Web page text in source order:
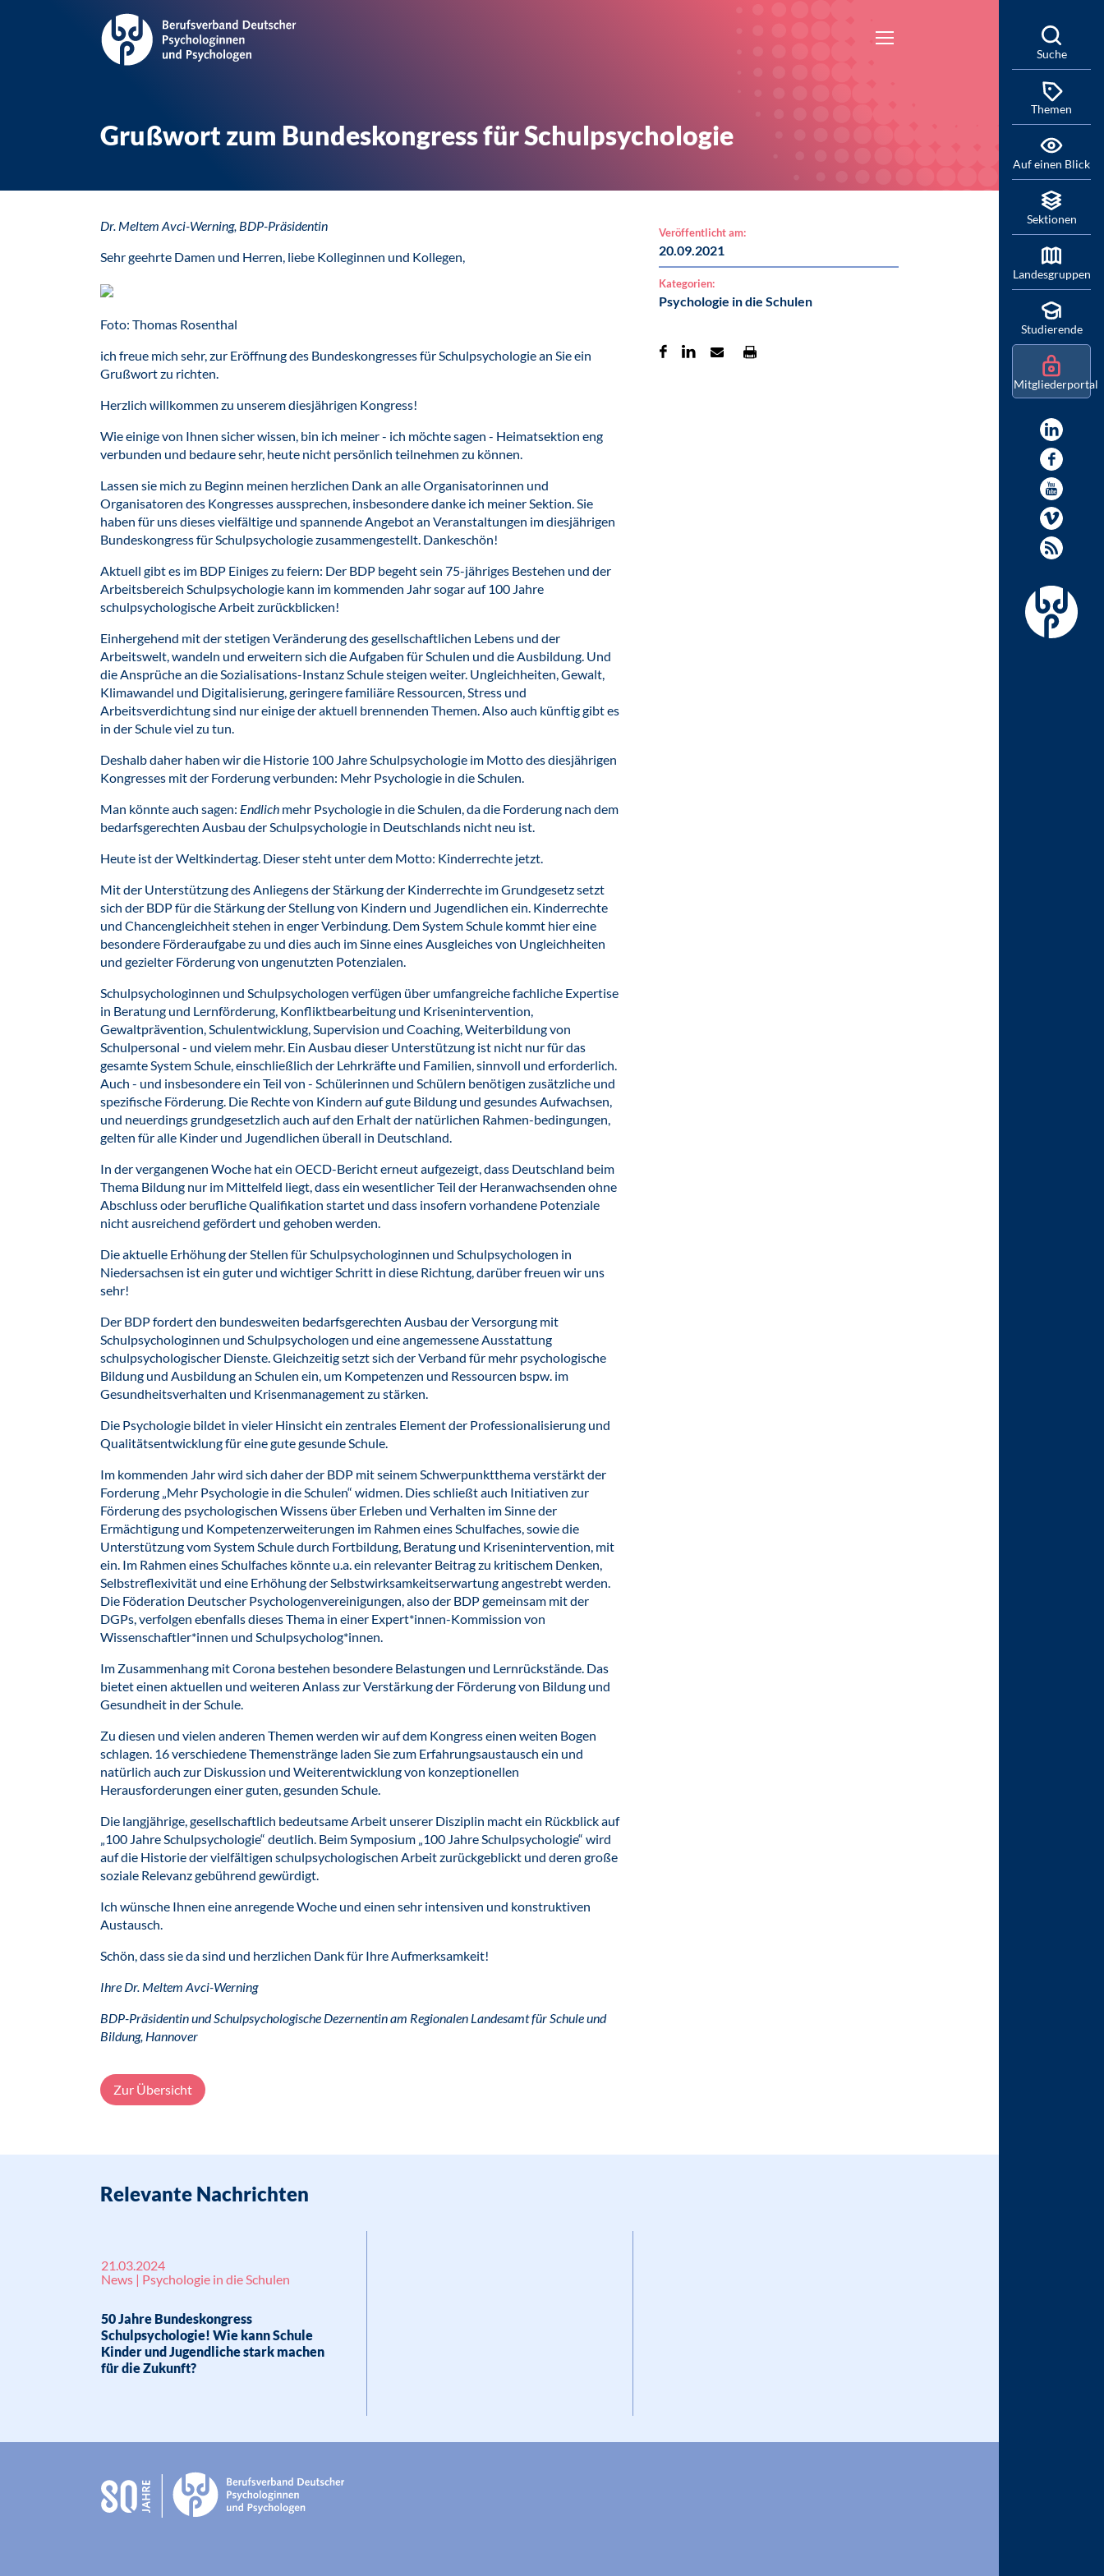
Grußwort zum Bundeskongress für Schulpsychologie
Dr. Meltem Avci-Werning, BDP-Präsidentin
Sehr geehrte Damen und Herren, liebe Kolleginnen und Kollegen,
Foto: Thomas Rosenthal
ich freue mich sehr, zur Eröffnung des Bundeskongresses für Schulpsychologie an Sie ein
Grußwort zu richten.
Herzlich willkommen zu unserem diesjährigen Kongress!
Wie einige von Ihnen sicher wissen, bin ich meiner - ich möchte sagen - Heimatsektion eng
verbunden und bedaure sehr, heute nicht persönlich teilnehmen zu können.
Lassen sie mich zu Beginn meinen herzlichen Dank an alle Organisatorinnen und
Organisatoren des Kongresses aussprechen, insbesondere danke ich meiner Sektion. Sie
haben für uns dieses vielfältige und spannende Angebot an Veranstaltungen im diesjährigen
Bundeskongress für Schulpsychologie zusammengestellt. Dankeschön!
Aktuell gibt es im BDP Einiges zu feiern: Der BDP begeht sein 75-jähriges Bestehen und der
Arbeitsbereich Schulpsychologie kann im kommenden Jahr sogar auf 100 Jahre
schulpsychologische Arbeit zurückblicken!
Einhergehend mit der stetigen Veränderung des gesellschaftlichen Lebens und der
Arbeitswelt, wandeln und erweitern sich die Aufgaben für Schulen und die Ausbildung. Und
die Ansprüche an die Sozialisations-Instanz Schule steigen weiter. Ungleichheiten, Gewalt,
Klimawandel und Digitalisierung, geringere familiäre Ressourcen, Stress und
Arbeitsverdichtung sind nur einige der aktuell brennenden Themen. Also auch künftig gibt es
in der Schule viel zu tun.
Deshalb daher haben wir die Historie 100 Jahre Schulpsychologie im Motto des diesjährigen
Kongresses mit der Forderung verbunden: Mehr Psychologie in die Schulen.
Man könnte auch sagen: Endlich mehr Psychologie in die Schulen, da die Forderung nach dem
bedarfsgerechten Ausbau der Schulpsychologie in Deutschlands nicht neu ist.
Heute ist der Weltkindertag. Dieser steht unter dem Motto: Kinderrechte jetzt.
Mit der Unterstützung des Anliegens der Stärkung der Kinderrechte im Grundgesetz setzt
sich der BDP für die Stärkung der Stellung von Kindern und Jugendlichen ein. Kinderrechte
und Chancengleichheit stehen in enger Verbindung. Dem System Schule kommt hier eine
besondere Förderaufgabe zu und dies auch im Sinne eines Ausgleiches von Ungleichheiten
und gezielter Förderung von ungenutzten Potenzialen.
Schulpsychologinnen und Schulpsychologen verfügen über umfangreiche fachliche Expertise
in Beratung und Lernförderung, Konfliktbearbeitung und Krisenintervention,
Gewaltprävention, Schulentwicklung, Supervision und Coaching, Weiterbildung von
Schulpersonal - und vielem mehr. Ein Ausbau dieser Unterstützung ist nicht nur für das
gesamte System Schule, einschließlich der Lehrkräfte und Familien, sinnvoll und erforderlich.
Auch - und insbesondere ein Teil von - Schülerinnen und Schülern benötigen zusätzliche und
spezifische Förderung. Die Rechte von Kindern auf gute Bildung und gesundes Aufwachsen,
und neuerdings grundgesetzlich auch auf den Erhalt der natürlichen Rahmen-bedingungen,
gelten für alle Kinder und Jugendlichen überall in Deutschland.
In der vergangenen Woche hat ein OECD-Bericht erneut aufgezeigt, dass Deutschland beim
Thema Bildung nur im Mittelfeld liegt, dass ein wesentlicher Teil der Heranwachsenden ohne
Abschluss oder berufliche Qualifikation startet und dass insofern vorhandene Potenziale
nicht ausreichend gefördert und gehoben werden.
Die aktuelle Erhöhung der Stellen für Schulpsychologinnen und Schulpsychologen in
Niedersachsen ist ein guter und wichtiger Schritt in diese Richtung, darüber freuen wir uns
sehr!
Der BDP fordert den bundesweiten bedarfsgerechten Ausbau der Versorgung mit
Schulpsychologinnen und Schulpsychologen und eine angemessene Ausstattung
schulpsychologischer Dienste. Gleichzeitig setzt sich der Verband für mehr psychologische
Bildung und Ausbildung an Schulen ein, um Kompetenzen und Ressourcen bspw. im
Gesundheitsverhalten und Krisenmanagement zu stärken.
Die Psychologie bildet in vieler Hinsicht ein zentrales Element der Professionalisierung und
Qualitätsentwicklung für eine gute gesunde Schule.
Im kommenden Jahr wird sich daher der BDP mit seinem Schwerpunktthema verstärkt der
Forderung „Mehr Psychologie in die Schulen“ widmen. Dies schließt auch Initiativen zur
Förderung des psychologischen Wissens über Erleben und Verhalten im Sinne der
Ermächtigung und Kompetenzerweiterungen im Rahmen eines Schulfaches, sowie die
Unterstützung vom System Schule durch Fortbildung, Beratung und Krisenintervention, mit
ein. Im Rahmen eines Schulfaches könnte u.a. ein relevanter Beitrag zu kritischem Denken,
Selbstreflexivität und eine Erhöhung der Selbstwirksamkeitserwartung angestrebt werden.
Die Föderation Deutscher Psychologenvereinigungen, also der BDP gemeinsam mit der
DGPs, verfolgen ebenfalls dieses Thema in einer Expert*innen-Kommission von
Wissenschaftler*innen und Schulpsycholog*innen.
Im Zusammenhang mit Corona bestehen besondere Belastungen und Lernrückstände. Das
bietet einen aktuellen und weiteren Anlass zur Verstärkung der Förderung von Bildung und
Gesundheit in der Schule.
Zu diesen und vielen anderen Themen werden wir auf dem Kongress einen weiten Bogen
schlagen. 16 verschiedene Themenstränge laden Sie zum Erfahrungsaustausch ein und
natürlich auch zur Diskussion und Weiterentwicklung von konzeptionellen
Herausforderungen einer guten, gesunden Schule.
Die langjährige, gesellschaftlich bedeutsame Arbeit unserer Disziplin macht ein Rückblick auf
„100 Jahre Schulpsychologie“ deutlich. Beim Symposium „100 Jahre Schulpsychologie“ wird
auf die Historie der vielfältigen schulpsychologischen Arbeit zurückgeblickt und deren große
soziale Relevanz gebührend gewürdigt.
Ich wünsche Ihnen eine anregende Woche und einen sehr intensiven und konstruktiven
Austausch.
Schön, dass sie da sind und herzlichen Dank für Ihre Aufmerksamkeit!
Ihre Dr. Meltem Avci-Werning
BDP-Präsidentin und Schulpsychologische Dezernentin am Regionalen Landesamt für Schule und
Bildung, Hannover
Veröffentlicht am:
20.09.2021
Kategorien:
Psychologie in die Schulen
Zur Übersicht
Relevante Nachrichten
21.03.2024
News | Psychologie in die Schulen
50 Jahre Bundeskongress
Schulpsychologie! Wie kann Schule
Kinder und Jugendliche stark machen
für die Zukunft?
Suche
Themen
Auf einen Blick
Sektionen
Landesgruppen
Studierende
Mitgliederportal